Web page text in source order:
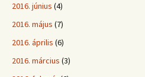
2016. június (4)
2016. május (7)
2016. április (6)
2016. március (3)